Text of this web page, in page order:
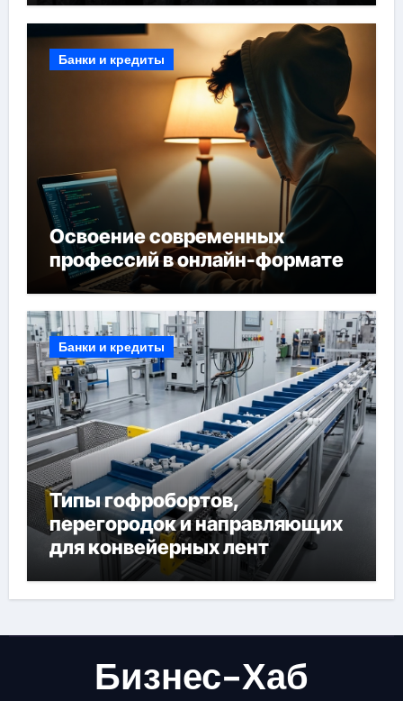
Банки и кредиты
Освоение современных
профессий в онлайн-формате
Банки и кредиты
Типы гофробортов,
перегородок и направляющих
для конвейерных лент
Бизнес-Хаб